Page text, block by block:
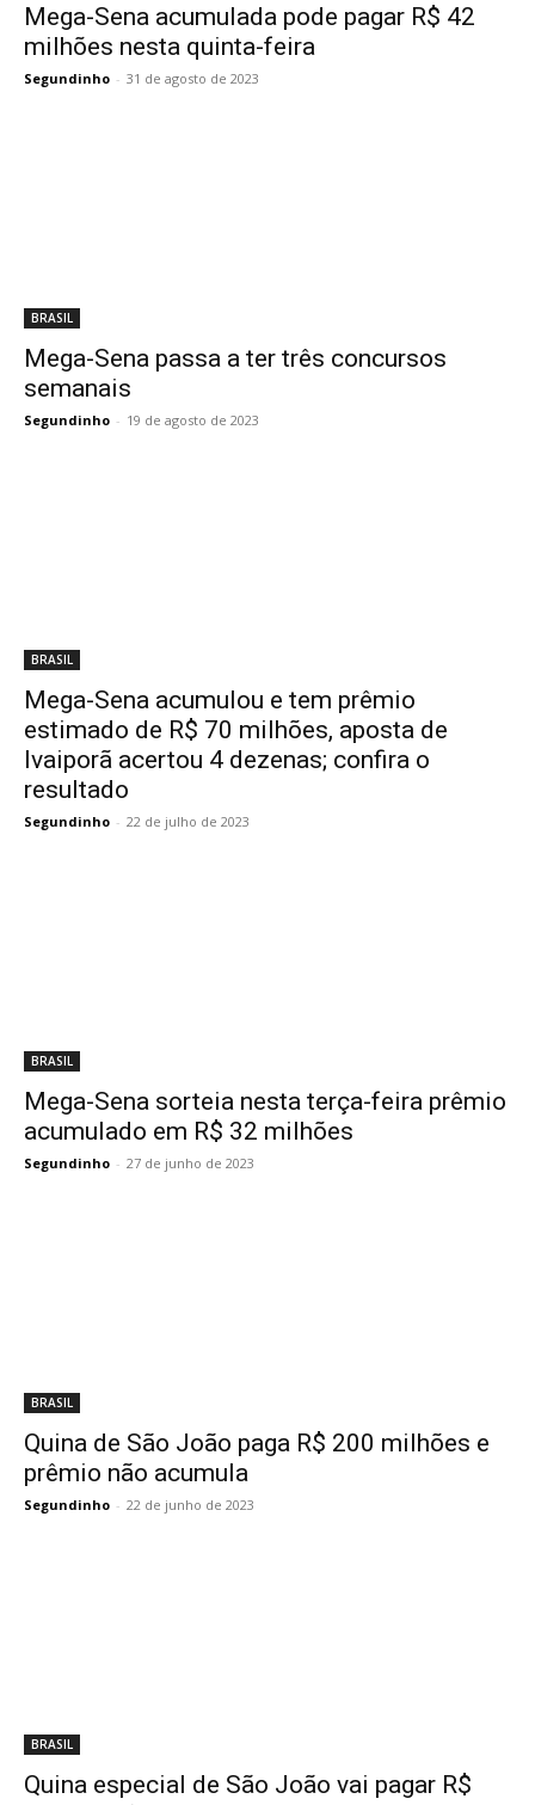
Mega-Sena acumulada pode pagar R$ 42
milhões nesta quinta-feira
Segundinho - 31 de agosto de 2023
BRASIL
Mega-Sena passa a ter três concursos
semanais
Segundinho - 19 de agosto de 2023
BRASIL
Mega-Sena acumulou e tem prêmio
estimado de R$ 70 milhões, aposta de
Ivaiporã acertou 4 dezenas; confira o
resultado
Segundinho - 22 de julho de 2023
BRASIL
Mega-Sena sorteia nesta terça-feira prêmio
acumulado em R$ 32 milhões
Segundinho - 27 de junho de 2023
BRASIL
Quina de São João paga R$ 200 milhões e
prêmio não acumula
Segundinho - 22 de junho de 2023
BRASIL
Quina especial de São João vai pagar R$